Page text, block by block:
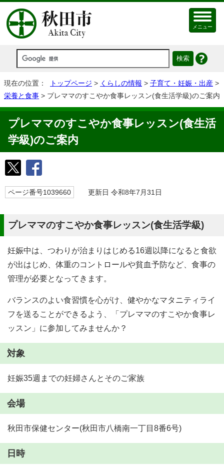
メニュー
現在の位置： トップページ > くらしの情報 > 子育て・妊娠・出産 >
栄養と食事 > プレママのすこやか食事レッスン(食生活学級)のご案内
プレママのすこやか食事レッスン(食生活
学級)のご案内
ページ番号1039660 更新日 令和8年7月31日
プレママのすこやか食事レッスン(食生活学級)
妊娠中は、つわりが治まりはじめる16週以降になると食欲
が出はじめ、体重のコントロールや貧血予防など、食事の
管理が必要となってきます。
バランスのよい食習慣を心がけ、健やかなマタニティライ
フを送ることができるよう、「プレママのすこやか食事レ
ッスン」に参加してみませんか？
対象
妊娠35週までの妊婦さんとそのご家族
会場
秋田市保健センター(秋田市八橋南一丁目8番6号)
日時